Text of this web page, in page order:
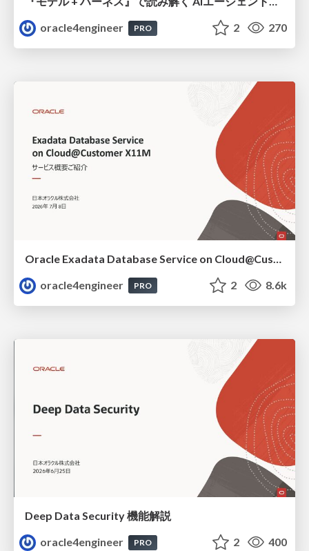
oracle4engineer
PRO 2 270
oracle4engineer
PRO 2 8.6k
Deep Data Security 機能解説
oracle4engineer
PRO 2 400